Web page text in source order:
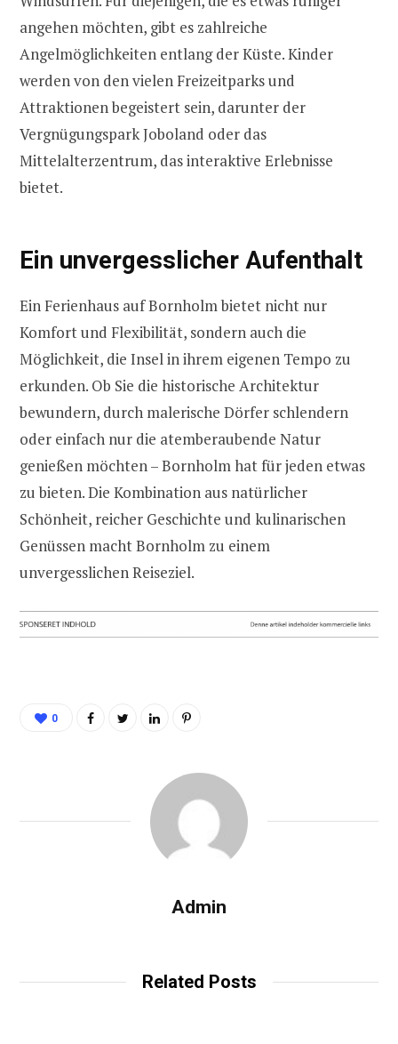
angehen möchten, gibt es zahlreiche
Angelmöglichkeiten entlang der Küste. Kinder
werden von den vielen Freizeitparks und
Attraktionen begeistert sein, darunter der
Vergnügungspark Joboland oder das
Mittelalterzentrum, das interaktive Erlebnisse
bietet.
Ein unvergesslicher Aufenthalt
Ein Ferienhaus auf Bornholm bietet nicht nur
Komfort und Flexibilität, sondern auch die
Möglichkeit, die Insel in ihrem eigenen Tempo zu
erkunden. Ob Sie die historische Architektur
bewundern, durch malerische Dörfer schlendern
oder einfach nur die atemberaubende Natur
genießen möchten – Bornholm hat für jeden etwas
zu bieten. Die Kombination aus natürlicher
Schönheit, reicher Geschichte und kulinarischen
Genüssen macht Bornholm zu einem
unvergesslichen Reiseziel.
0
Admin
Related Posts